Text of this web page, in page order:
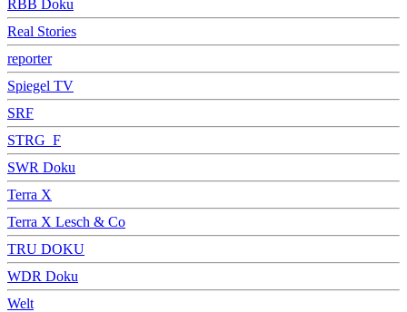
RBB Doku
Real Stories
reporter
Spiegel TV
SRF
STRG_F
SWR Doku
Terra X
Terra X Lesch & Co
TRU DOKU
WDR Doku
Welt